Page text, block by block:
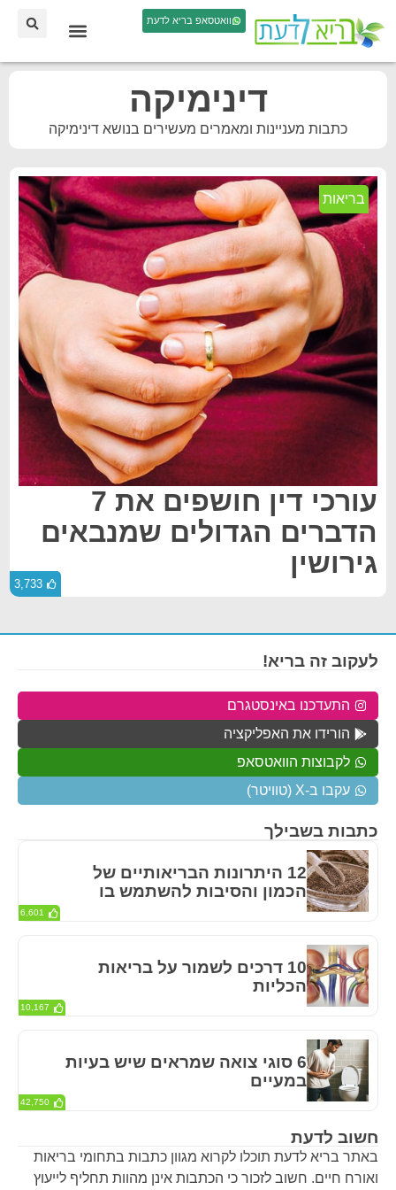
וואטסאפ בריא לדעת
דינימיקה
כתבות מעניינות ומאמרים מעשירים בנושא דינימיקה
בריאות
עורכי דין חושפים את 7
הדברים הגדולים שמנבאים
גירושין
3,733
חשוב לדעת
באתר בריא לדעת תוכלו לקרוא מגוון כתבות בתחומי בריאות
ואורח חיים. חשוב לזכור כי הכתבות אינן מהוות תחליף לייעוץ
כתבות בשבילך
12 היתרונות הבריאותיים של
הכמון והסיבות להשתמש בו
6,601
10 דרכים לשמור על בריאות
הכליות
10,167
6 סוגי צואה שמראים שיש בעיות
במעיים
42,750
לעקוב זה בריא!
התעדכנו באינסטגרם
הורידו את האפליקציה
לקבוצות הוואטסאפ
עקבו ב-X (טוויטר)